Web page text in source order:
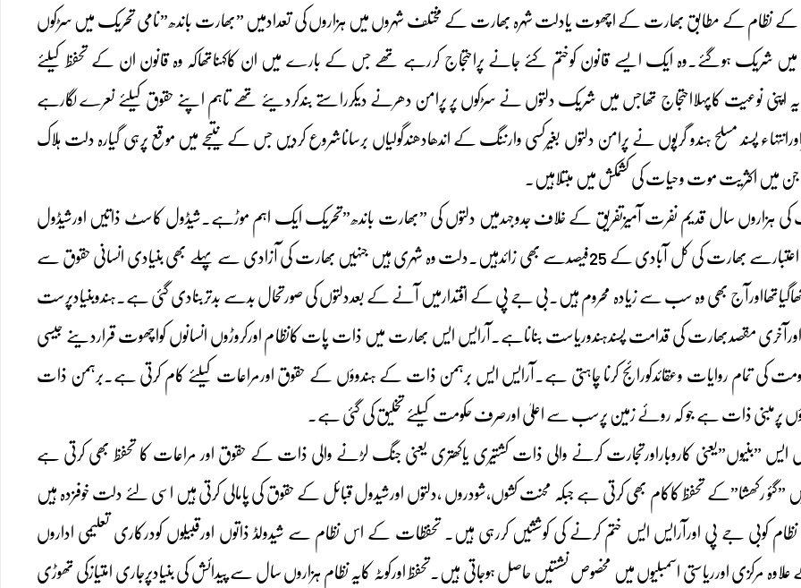
نظام کے مطابق بھارت کے اچھوت یادلت شہرہ بھارت کے مختلف شہروں میں ہزاروں کی تعدادمیں ”بھارت باندھ”نامی تحریک میں سڑکوں
میں شریک ہوگئے۔وہ ایک ایسے قانون کوختم کئے جانے پراحتجاج کررہے تھے جس کے بارے میں ان کاکہناتھاکہ وہ قانون ان کے تحفظ کیلئے
یہ اپنی نوعیت کاپہلااحتجاج تھاجس میں شریک دلتوں نے سڑکوں پر پرامن دھرنے دیکرراستے بندکردیئے تھے تاہم اپنے حقوق کیلئے نعرے لگارہے
پسند مسلح ہندو گرپوں نے پرامن دلتوں بغیرکسی وارننگ کے اندھادھندگولیاں برساناشروع کردیں جس کے نتیجے میں موقع پرہی گیارہ دلت ہلاک
جن میں اکثریت موت وحیات کی کشمکش میں مبتلاہیں۔
ہزاروں سال قدیم نفرت آمیزتفریق کے خلاف جدوجہدمیں دلتوں کی ”بھارت باندھ”تحریک ایک اہم موڑہے۔شیڈول کاسٹ ذاتیں اورشیڈول
کاسٹ قبائل تعدادکے اعتبارسے بھارت کی کل آبادی کے 25فیصدسے بھی زائدہیں۔دلت وہ شہری ہیں جنہیں بھارت کی آزادی سے پہلے بھی بنیادی انسانی حقوق سے
بھی وہ سب سے زیادہ محروم ہیں۔بی جے پی کے اقتدارمیں آنے کے بعددلتوں کی صورتحال بدسے بدتربنادی گئی ہے۔ہندوبنیادپرست
مقصدبھارت کی قدامت پسندہندوریاست بناناہے۔آرایس ایس بھارت میں ذات پات کانظام اورکروڑوں انسانوں کواچھوت قراردینے جیسی
کی تمام روایات وعقائدکورائج کرنا چاہتی ہے۔آرایس ایس برہمن ذات کے ہندوؤں کے حقوق اورمراعات کیلئے کام کرتی ہے۔برہمن ذات
پرمبنی ذات ہے جو کہ روئے زمین پرسب سے اعلیٰ اورصرف حکومت کیلئے تخلیق کی گئی ہے۔
ایس ”بنیوں”یعنی کاروباراورتجارت کرنے والی ذات کشتیری یاکھتری یعنی جنگ لڑنے والی ذات کے حقوق اور مراعات کا تحفظ بھی کرتی ہے
”گئو رکھشا”کے تحفظ کاکام بھی کرتی ہے جبکہ محنت کشوں،شودروں ،دلتوں اورشیدول قبائل کے حقوق کی پامالی کرتی ہیں اسی لئے دلت خوفزدہ ہیں
کوبی جے پی اورآرایس ایس ختم کرنے کی کوششیں کررہی ہیں۔ تحفظات کے اس نظام سے شیدولڈ ذاتوں اورقبیلوں کودرکاری تعلیمی اداروں
مرکزی اورریاستی اسمبلیوں میں مخصوص نشستیں حاصل ہوجاتی ہیں۔تحفظ اورکوٹہ کایہ نظام ہزاروں سال سے پیدائش کی بنیادپرجاری امتیازکی تھوڑی